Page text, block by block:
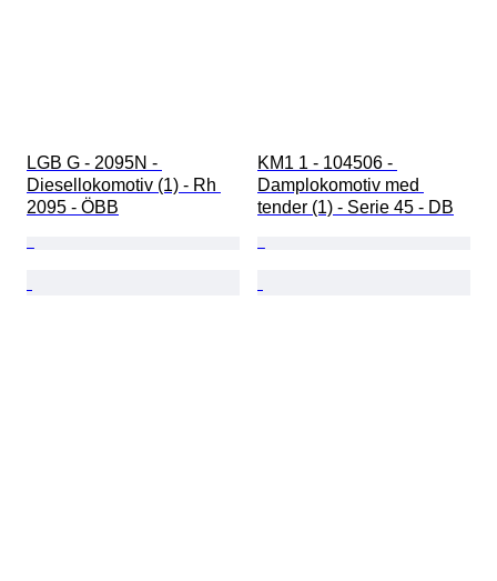
LGB G - 2095N -
Diesellokomotiv (1) - Rh
2095 - ÖBB
KM1 1 - 104506 -
Damplokomotiv med
tender (1) - Serie 45 - DB